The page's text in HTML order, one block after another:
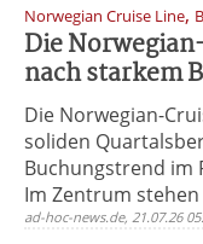
Norwegian Cruise Line,
Die
nach starkem
Die Norwegian-
soliden
Buchungstrend im
Im Zentrum stehen
ad-hoc-news.de, 21.07.26